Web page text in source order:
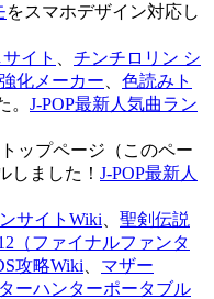
をスマホデザイン対応し
イト
チンチロリン シ
化メーカー
色読みト
。 J-POP最新人気曲ラン
ップページ（このペー
しました！ J-POP最新人
サイトWiki
聖剣伝説
（ファイナルファンタ
攻略Wiki
マザー
ーハンターポータブル